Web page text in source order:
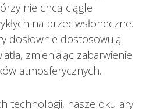
nie chcą ciągle
na przeciwsłoneczne.
dosłownie dostosowują
zmieniając zabarwienie
atmosferycznych.
technologii, nasze okulary